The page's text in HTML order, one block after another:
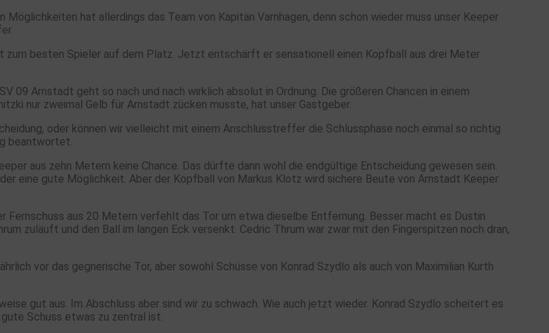
hat allerdings das Team von Kapitän Varnhagen, denn schon wieder muss unser Keeper
zum besten Spieler auf dem Platz. Jetzt entschärft er sensationell einen Kopfball aus drei Meter
09 Arnstadt geht so nach und nach wirklich absolut in Ordnung. Die größeren Chancen in einem
nur zweimal Gelb für Arnstadt zücken musste, hat unser Gastgeber.
oder können wir vielleicht mit einem Anschlusstreffer die Schlussphase noch einmal so richtig
beantwortet.
aus zehn Metern keine Chance. Das dürfte dann wohl die endgültige Entscheidung gewesen sein.
eine gute Möglichkeit. Aber der Kopfball von Markus Klotz wird sichere Beute von Arnstadt Keeper
Fernschuss aus 20 Metern verfehlt das Tor um etwa dieselbe Entfernung. Besser macht es Dustin
zuläuft und den Ball im langen Eck versenkt. Cedric Thrum war zwar mit den Fingerspitzen noch dran,
vor das gegnerische Tor, aber sowohl Schüsse von Konrad Szydlo als auch von Maximilian Kurth
gut aus. Im Abschluss aber sind wir zu schwach. Wie auch jetzt wieder. Konrad Szydlo scheitert es
Schuss etwas zu zentral ist.